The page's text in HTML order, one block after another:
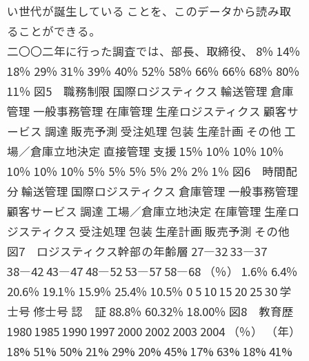
い世代が誕生している ことを、このデータから読み取
ることができる。
二〇〇二年に行った調査では、部長、取締役、 8％ 14％
18％ 29％ 31％ 39％ 40％ 52％ 58％ 66％ 66％ 68％ 80％
11％ 図5 職務制限 国際ロジスティクス 輸送管理 倉庫
管理 一般事務管理 在庫管理 生産ロジスティクス 顧客サ
ービス 調達 販売予測 受注処理 包装 生産計画 その他 工
場／倉庫立地決定 直接管理 支援 15％ 10％ 10％ 10％
10％ 10％ 10％ 5％ 5％ 5％ 5％ 2％ 2％ 1％ 図6 時間配
分 輸送管理 国際ロジスティクス 倉庫管理 一般事務管理
顧客サービス 調達 工場／倉庫立地決定 在庫管理 生産ロ
ジスティクス 受注処理 包装 生産計画 販売予測 その他
図7 ロジスティクス幹部の年齢層 27―32 33―37
38―42 43―47 48―52 53―57 58―68 （％） 1.6％ 6.4％
20.6％ 19.1％ 15.9％ 25.4％ 10.5％ 0 5 10 15 20 25 30 学
士号 修士号 認 証 88.8％ 60.32％ 18.00％ 図8 教育歴
1980 1985 1990 1997 2000 2002 2003 2004 （％） （年）
18% 51% 50% 21% 29% 20% 45% 17% 63% 18% 41%